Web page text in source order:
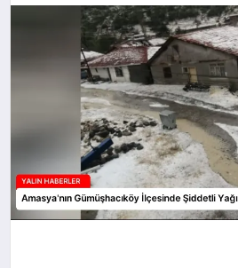
TEKNOLOJİ
MAGAZİN